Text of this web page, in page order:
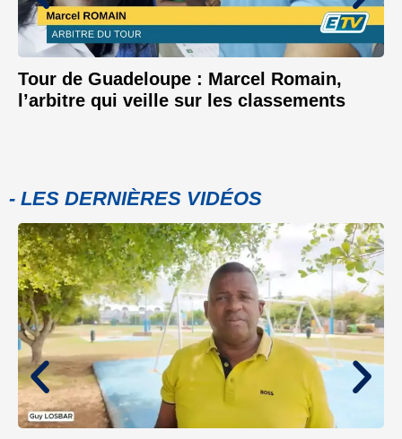
Tour de Guadeloupe : Marcel Romain,
l’arbitre qui veille sur les classements
- LES DERNIÈRES VIDÉOS